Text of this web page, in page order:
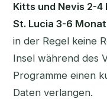
Kitts und Nevis 2-4
St. Lucia 3-6
in der Regel keine
Insel während des
Programme einen
Daten verlangen.